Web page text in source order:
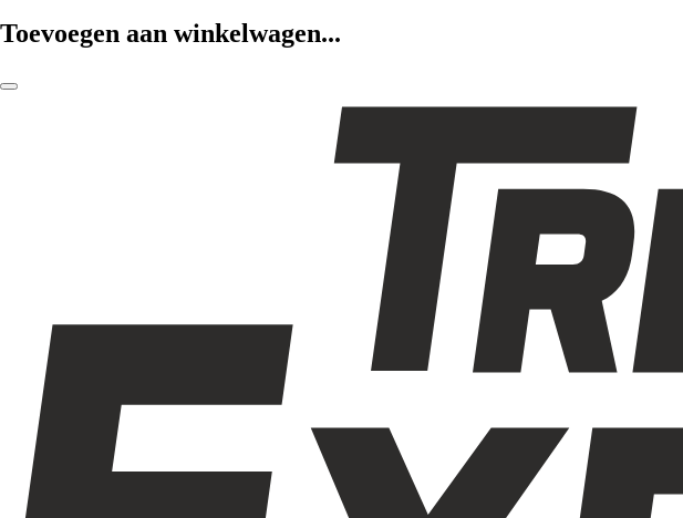
Toevoegen aan winkelwagen...